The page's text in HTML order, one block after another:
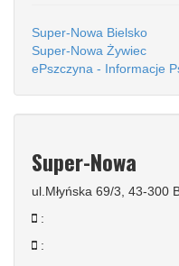
Super-Nowa Bielsko
Super-Nowa Żywiec
ePszczyna - Informacje
Super-Nowa
ul.Młyńska 69/3, 43-300
:
: